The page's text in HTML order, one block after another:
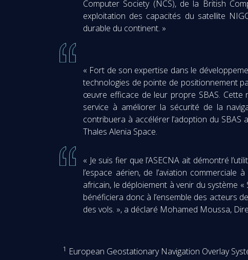
Computer Society (NCS), de la British
exploitation des capacités du satellite
durable du continent. »
« Fort de son expertise dans le
technologies de pointe de positionnement
œuvre efficace de leur propre SBAS. Cette
service à améliorer la sécurité de la
contribuera à accélérer l’adoption du
Thales Alenia Space.
« Je suis fier que l’ASECNA ait démontré
l’espace aérien, de l’aviation commerciale
africain, le déploiement à venir du système
bénéficiera donc à l’ensemble des acteurs
des vols. », a déclaré Mohamed Moussa,
1 European Geostationary Navigation Overlay